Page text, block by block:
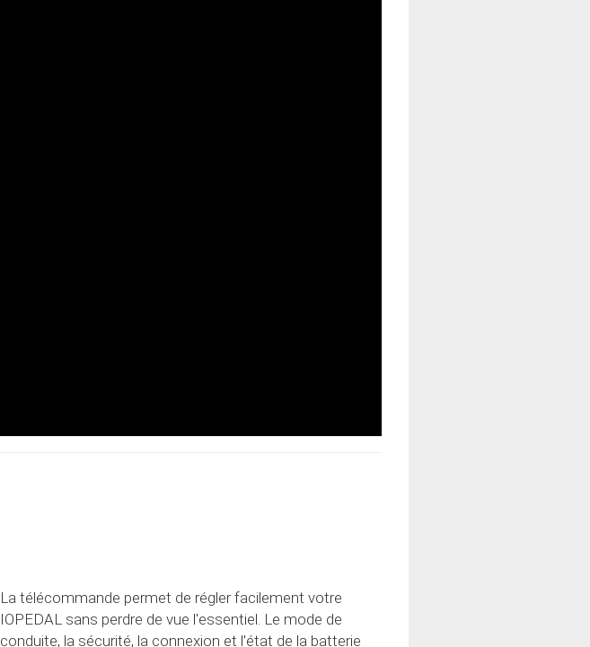
La télécommande permet de régler facilement votre
IOPEDAL sans perdre de vue l'essentiel. Le mode de
conduite, la sécurité, la connexion et l'état de la batterie